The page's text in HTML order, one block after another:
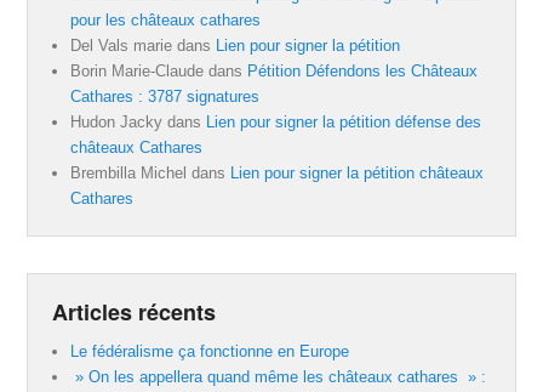
pour les châteaux cathares
Del Vals marie dans Lien pour signer la pétition
Borin Marie-Claude dans Pétition Défendons les Châteaux
Cathares : 3787 signatures
Hudon Jacky dans Lien pour signer la pétition défense des
châteaux Cathares
Brembilla Michel dans Lien pour signer la pétition châteaux
Cathares
Articles récents
Le fédéralisme ça fonctionne en Europe
» On les appellera quand même les châteaux cathares » :